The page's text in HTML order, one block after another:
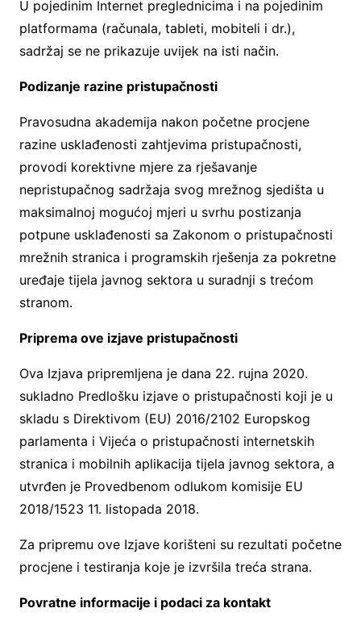
U pojedinim Internet preglednicima i na pojedinim
platformama (računala, tableti, mobiteli i dr.),
sadržaj se ne prikazuje uvijek na isti način.
Podizanje razine pristupačnosti
Pravosudna akademija nakon početne procjene
razine usklađenosti zahtjevima pristupačnosti,
provodi korektivne mjere za rješavanje
nepristupačnog sadržaja svog mrežnog sjedišta u
maksimalnoj mogućoj mjeri u svrhu postizanja
potpune usklađenosti sa Zakonom o pristupačnosti
mrežnih stranica i programskih rješenja za pokretne
uređaje tijela javnog sektora u suradnji s trećom
stranom.
Priprema ove izjave pristupačnosti
Ova Izjava pripremljena je dana 22. rujna 2020.
sukladno Predlošku izjave o pristupačnosti koji je u
skladu s Direktivom (EU) 2016/2102 Europskog
parlamenta i Vijeća o pristupačnosti internetskih
stranica i mobilnih aplikacija tijela javnog sektora, a
utvrđen je Provedbenom odlukom komisije EU
2018/1523 11. listopada 2018.
Za pripremu ove Izjave korišteni su rezultati početne
procjene i testiranja koje je izvršila treća strana.
Povratne informacije i podaci za kontakt